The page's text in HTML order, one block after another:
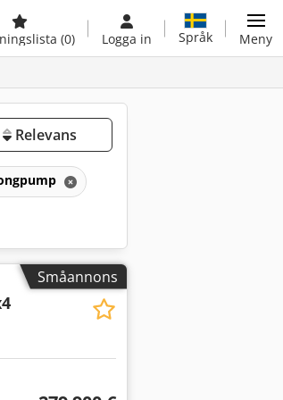
(0) Logga in Språk Meny
Relevans
Småannons